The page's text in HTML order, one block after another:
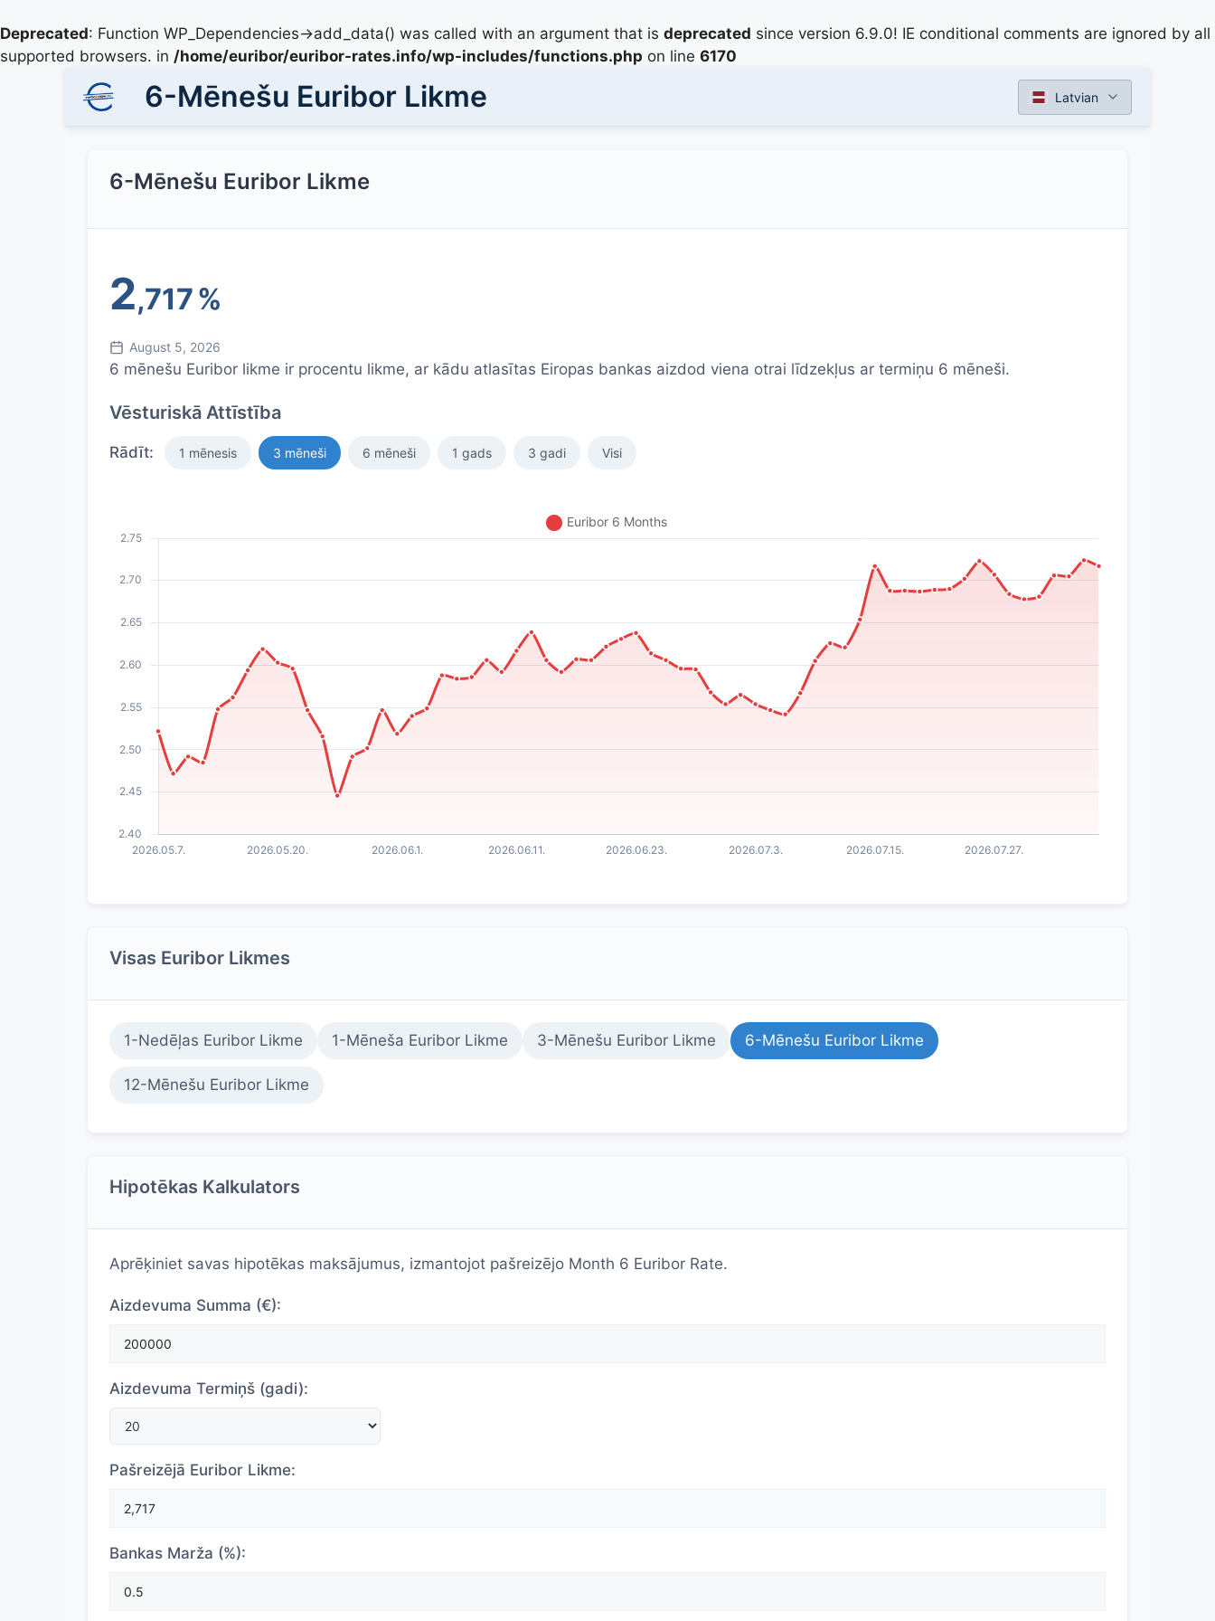
Deprecated: Function WP_Dependencies->add_data() was called with an argument that is deprecated since version 6.9.0! IE conditional comments are ignored by all
supported browsers. in /home/euribor/euribor-rates.info/wp-includes/functions.php on line 6170
6-Mēnešu Euribor Likme Latvian
6-Mēnešu Euribor Likme
2,717%
August 5, 2026
6 mēnešu Euribor likme ir procentu likme, ar kādu atlasītas Eiropas bankas aizdod viena otrai līdzekļus ar termiņu 6 mēneši.
Vēsturiskā Attīstība
Rādīt: 1 mēnesis 3 mēneši 6 mēneši 1 gads 3 gadi Visi
Visas Euribor Likmes
1-Nedēļas Euribor Likme 1-Mēneša Euribor Likme 3-Mēnešu Euribor Likme 6-Mēnešu Euribor Likme
12-Mēnešu Euribor Likme
Hipotēkas Kalkulators
Aprēķiniet savas hipotēkas maksājumus, izmantojot pašreizējo Month 6 Euribor Rate.
Aizdevuma Summa (€):
Aizdevuma Termiņš (gadi):
Pašreizējā Euribor Likme:
Bankas Marža (%):